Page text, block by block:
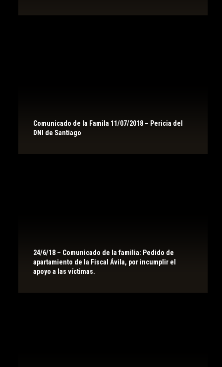
Comunicado de la Famila 11/07/2018 – Pericia del
DNI de Santiago
24/6/18 – Comunicado de la familia: Pedido de
apartamiento de la Fiscal Ávila, por incumplir el
apoyo a las víctimas.